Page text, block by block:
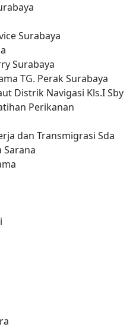
Surabaya
Surabaya
TG. Perak Surabaya
Distrik Navigasi Kls.I Sby
Perikanan
dan Transmigrasi Sda
Sarana